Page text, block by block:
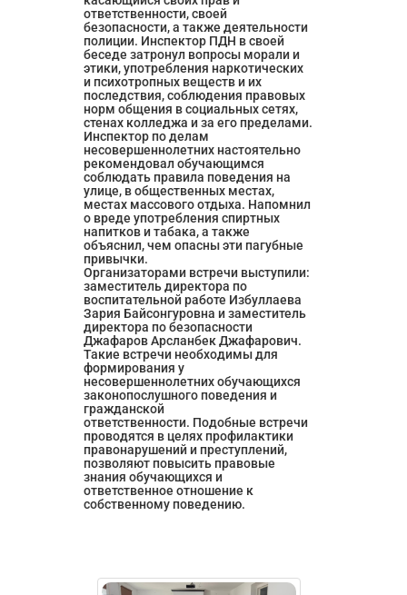
ответственности, своей
безопасности, а также деятельности
полиции. Инспектор ПДН в своей
беседе затронул вопросы морали и
этики, употребления наркотических
и психотропных веществ и их
последствия, соблюдения правовых
норм общения в социальных сетях,
стенах колледжа и за его пределами.
Инспектор по делам
несовершеннолетних настоятельно
рекомендовал обучающимся
соблюдать правила поведения на
улице, в общественных местах,
местах массового отдыха. Напомнил
о вреде употребления спиртных
напитков и табака, а также
объяснил, чем опасны эти пагубные
привычки.
Организаторами встречи выступили:
заместитель директора по
воспитательной работе Избуллаева
Зария Байсонгуровна и заместитель
директора по безопасности
Джафаров Арсланбек Джафарович.
Такие встречи необходимы для
формирования у
несовершеннолетних обучающихся
законопослушного поведения и
гражданской
ответственности. Подобные встречи
проводятся в целях профилактики
правонарушений и преступлений,
позволяют повысить правовые
знания обучающихся и
ответственное отношение к
собственному поведению.